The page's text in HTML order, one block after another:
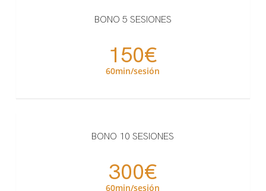
BONO 5 SESIONES
150€
60min/sesión
BONO 10 SESIONES
300€
60min/sesión